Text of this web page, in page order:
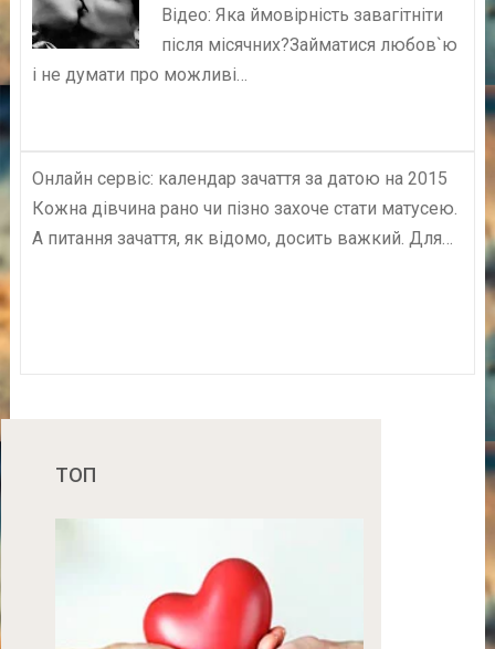
Відео: Яка ймовірність завагітніти
після місячних?Займатися любов`ю
і не думати про можливі…
Онлайн сервіс: календар зачаття за датою на 2015
Кожна дівчина рано чи пізно захоче стати матусею.
А питання зачаття, як відомо, досить важкий. Для…
ТОП